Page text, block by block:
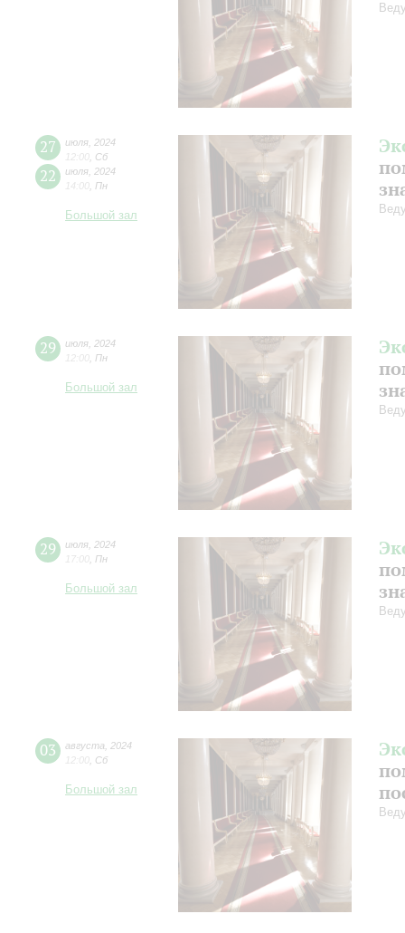
27 июля 2024
12:00 Сб
22 июля 2024
14:00 Пн
Большой зал
29 июля 2024
12:00 Пн
Большой зал
29 июля 2024
17:00 Пн
Большой зал
03 августа
2024
12:00 Сб
Большой зал